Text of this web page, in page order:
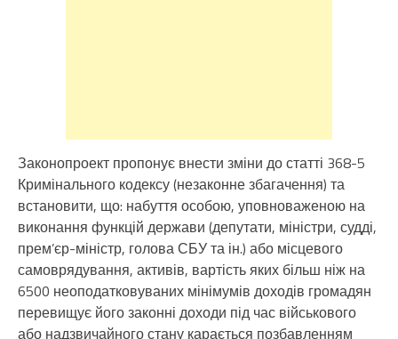
Законопроект пропонує внести зміни до статті 368-5
Кримінального кодексу (незаконне збагачення) та
встановити, що: набуття особою, уповноваженою на
виконання функцій держави (депутати, міністри, судді,
прем’єр-міністр, голова СБУ та ін.) або місцевого
самоврядування, активів, вартість яких більш ніж на
6500 неоподатковуваних мінімумів доходів громадян
перевищує його законні доходи під час військового
або надзвичайного стану карається позбавленням